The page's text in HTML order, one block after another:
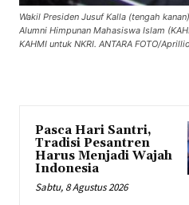
Wakil Presiden Jusuf Kalla (tengah
Alumni Himpunan Mahasiswa Islam
KAHMI untuk NKRI. ANTARA FOTO/
Pasca Hari Santri,
Tradisi Pesantren
Harus Menjadi Wajah
Indonesia
Sabtu, 8 Agustus 2026